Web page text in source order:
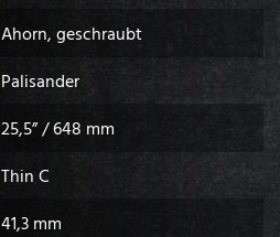
Ahorn, geschraubt
Palisander
25,5” / 648 mm
Thin C
41,3 mm